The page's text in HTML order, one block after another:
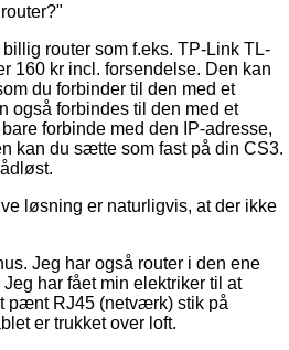
router som f.eks. TP-Link TL-
160 kr incl. forsendelse. Den kan
du forbinder til den med et
også forbindes til den med et
forbinde med den IP-adresse,
kan du sætte som fast på din CS3.
løsning er naturligvis, at der ikke
Jeg har også router i den ene
har fået min elektriker til at
pænt RJ45 (netværk) stik på
er trukket over loft.